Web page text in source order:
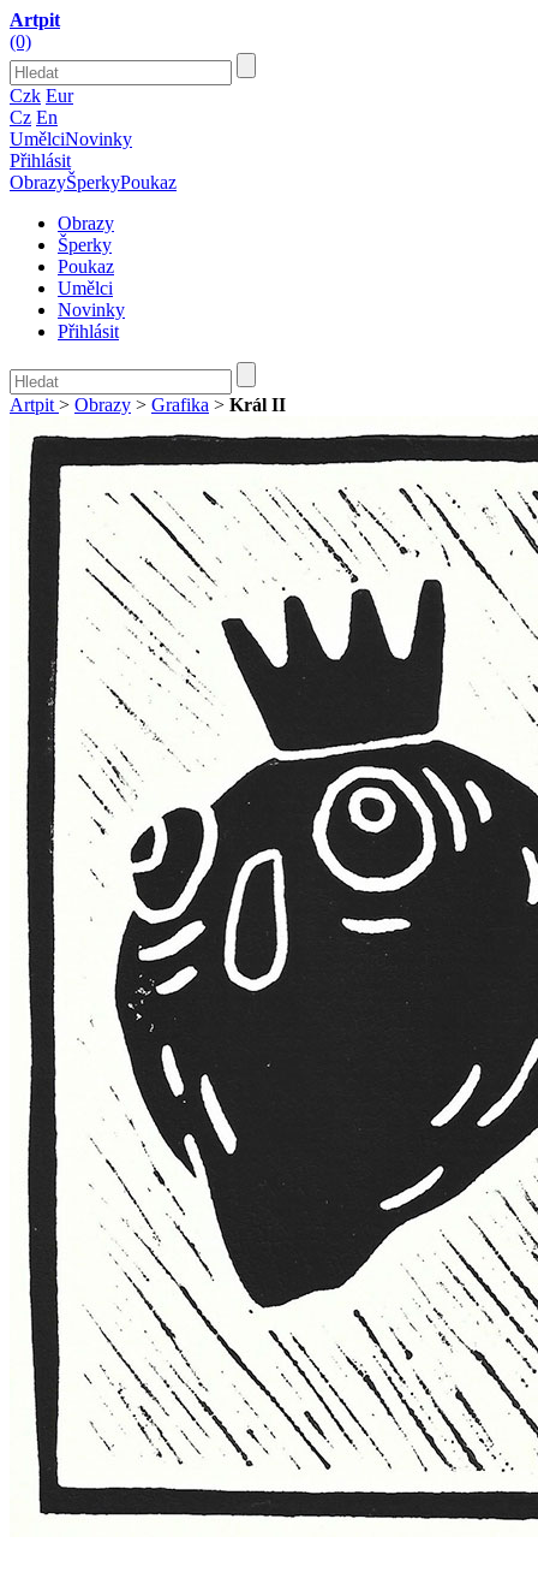
Artpit
(0)
Czk Eur
Cz En
UmělciNovinky
Přihlásit
ObrazyŠperkyPoukaz
Obrazy
Šperky
Poukaz
Umělci
Novinky
Přihlásit
Artpit > Obrazy > Grafika > Král II